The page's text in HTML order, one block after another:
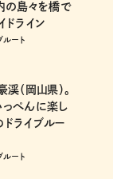
の島々を橋で
ドライン
ルート
（岡山県）。
ぺんに楽し
ライブルー
ルート